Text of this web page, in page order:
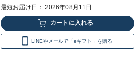
最短お届け日： 2026年08月11日
LINEやメールで「eギフト」を贈る